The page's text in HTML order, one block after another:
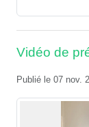
Vidéo de
Publié le 07 nov.